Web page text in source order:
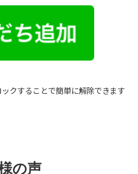
クすることで簡単に解除できます
の声